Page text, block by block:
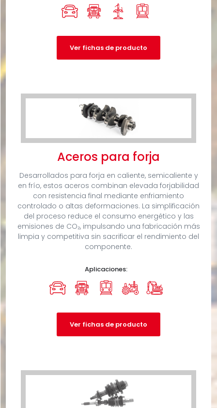
Ver fichas de producto
Aceros para forja
Desarrollados para forja en caliente, semicaliente y
en frío, estos aceros combinan elevada forjabilidad
con resistencia final mediante enfriamiento
controlado o altas deformaciones. La simplificación
del proceso reduce el consumo energético y las
emisiones de CO₂, impulsando una fabricación más
limpia y competitiva sin sacrificar el rendimiento del
componente.
Aplicaciones:
Ver fichas de producto